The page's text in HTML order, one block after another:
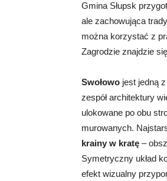
Gmina Słupsk
ale zachowująca
można korzystać z
Zagrodzie znajdzie
Swołowo jest jedną
zespół architektury
ulokowane po obu
murowanych.
krainy w kratę –
Symetryczny układ
efekt wizualny